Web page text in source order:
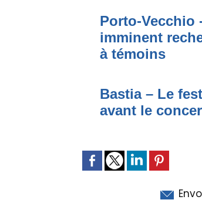
Porto-Vecchio
imminent
à témoins
Bastia – Le
avant le